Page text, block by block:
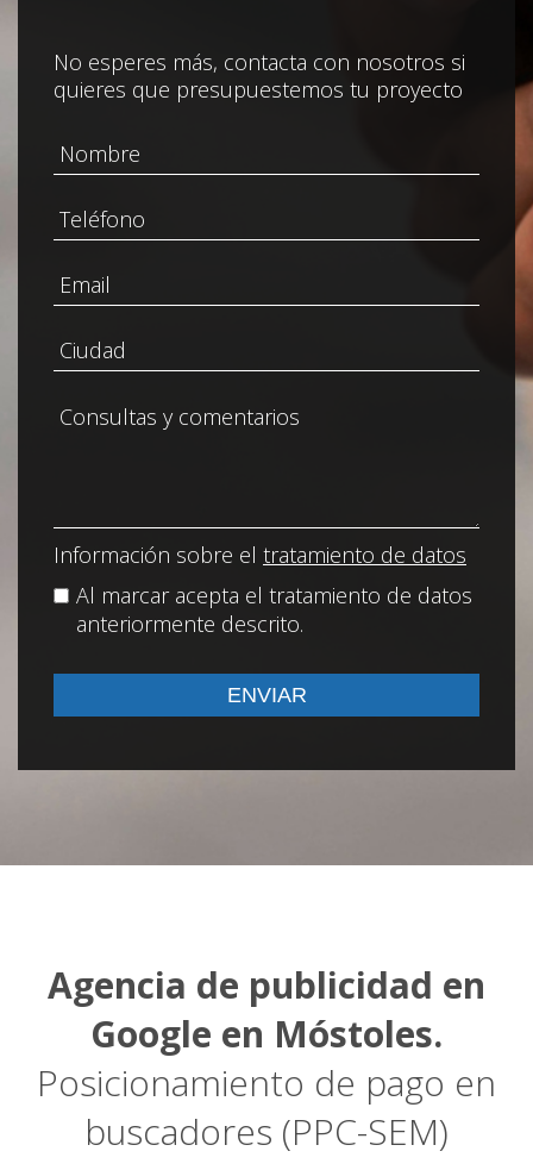
No esperes más, contacta con nosotros si
quieres que presupuestemos tu proyecto
Información sobre el tratamiento de datos
Al marcar acepta el tratamiento de datos
anteriormente descrito.
Agencia de publicidad en
Google en Móstoles.
Posicionamiento de pago en
buscadores (PPC-SEM)